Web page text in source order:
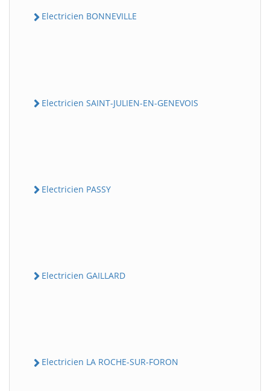
Electricien BONNEVILLE
Electricien SAINT-JULIEN-EN-GENEVOIS
Electricien PASSY
Electricien GAILLARD
Electricien LA ROCHE-SUR-FORON